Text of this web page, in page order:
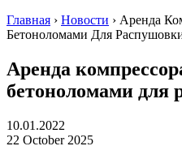
Главная › Новости › Аренда
Бетоноломами Для
Аренда
бетоноломами для
10.01.2022
22 October 2025